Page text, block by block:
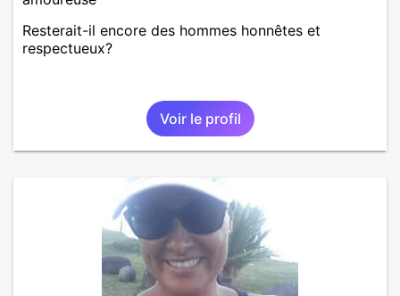
Resterait-il encore des hommes honnêtes et
respectueux?
Voir le profil